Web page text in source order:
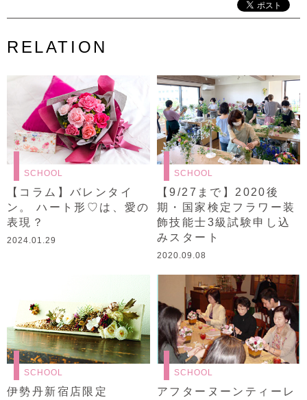
RELATION
SCHOOL
【コラム】バレンタイ
ン。 ハート形♡は、愛の
表現？
2024.01.29
SCHOOL
【9/27まで】2020後
期・国家検定フラワー装
飾技能士3級試験申し込
みスタート
2020.09.08
SCHOOL
伊勢丹新宿店限定
SCHOOL
アフターヌーンティーレ